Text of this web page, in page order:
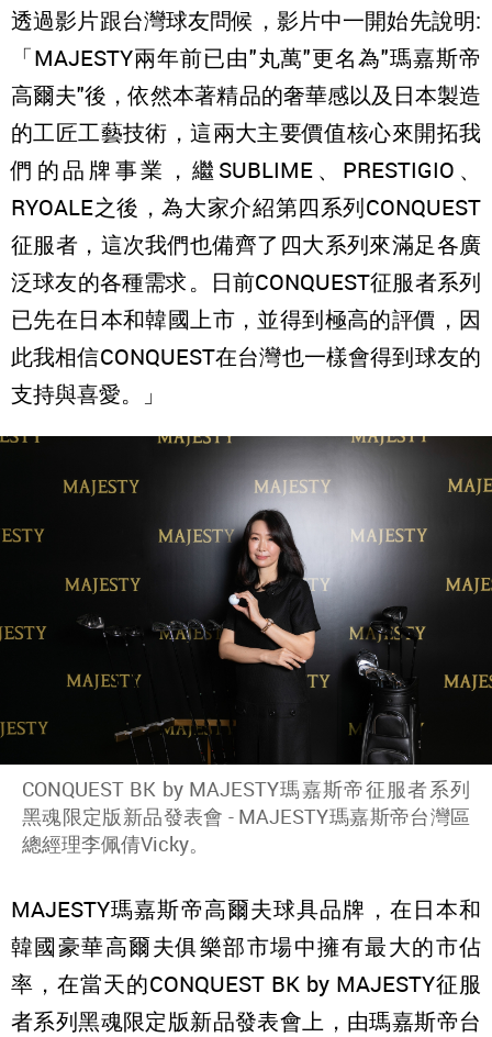
透過影片跟台灣球友問候，影片中一開始先說明:
「MAJESTY兩年前已由"丸萬"更名為"瑪嘉斯帝
高爾夫"後，依然本著精品的奢華感以及日本製造
的工匠工藝技術，這兩大主要價值核心來開拓我
們的品牌事業，繼SUBLIME、PRESTIGIO、
RYOALE之後，為大家介紹第四系列CONQUEST
征服者，這次我們也備齊了四大系列來滿足各廣
泛球友的各種需求。日前CONQUEST征服者系列
已先在日本和韓國上市，並得到極高的評價，因
此我相信CONQUEST在台灣也一樣會得到球友的
支持與喜愛。」
CONQUEST BK by MAJESTY瑪嘉斯帝征服者系列
黑魂限定版新品發表會 - MAJESTY瑪嘉斯帝台灣區
總經理李佩倩Vicky。
MAJESTY瑪嘉斯帝高爾夫球具品牌，在日本和
韓國豪華高爾夫俱樂部市場中擁有最大的市佔
率，在當天的CONQUEST BK by MAJESTY征服
者系列黑魂限定版新品發表會上，由瑪嘉斯帝台